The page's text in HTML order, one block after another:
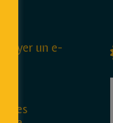
un e-